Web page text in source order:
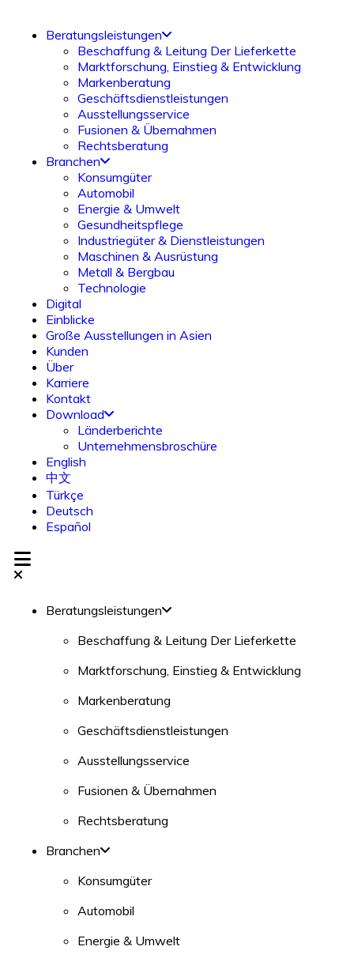
Beratungsleistungen
Beschaffung & Leitung Der Lieferkette
Marktforschung, Einstieg & Entwicklung
Markenberatung
Geschäftsdienstleistungen
Ausstellungsservice
Fusionen & Übernahmen
Rechtsberatung
Branchen
Konsumgüter
Automobil
Energie & Umwelt
Gesundheitspflege
Industriegüter & Dienstleistungen
Maschinen & Ausrüstung
Metall & Bergbau
Technologie
Digital
Einblicke
Große Ausstellungen in Asien
Kunden
Über
Karriere
Kontakt
Download
Länderberichte
Unternehmensbroschüre
English
中文
Türkçe
Deutsch
Español
Beratungsleistungen
Beschaffung & Leitung Der Lieferkette
Marktforschung, Einstieg & Entwicklung
Markenberatung
Geschäftsdienstleistungen
Ausstellungsservice
Fusionen & Übernahmen
Rechtsberatung
Branchen
Konsumgüter
Automobil
Energie & Umwelt